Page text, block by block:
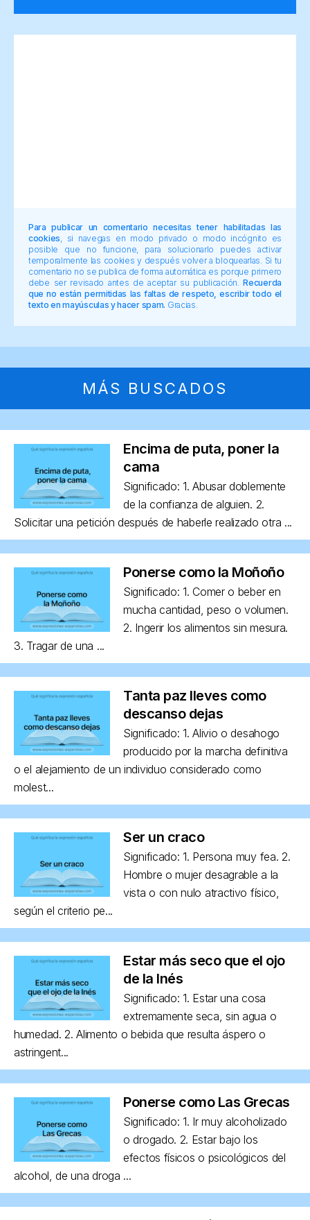
Para publicar un comentario necesitas tener habilitadas las
cookies , si navegas en modo privado o modo incógnito es
posible que no funcione, para solucionarlo puedes activar
temporalmente las cookies y después volver a bloquearlas. Si tu
comentario no se publica de forma automática es porque primero
debe ser revisado antes de aceptar su publicación.Recuerda
que no están permitidas las faltas de respeto, escribir todo el
texto en mayúsculas y hacer spam. Gracias.
MÁS BUSCADOS
Encima de puta, poner la
cama
Significado: 1. Abusar doblemente
de la confianza de alguien. 2.
Solicitar una petición después de haberle realizado otra ...
Ponerse como la Moñoño
Significado: 1. Comer o beber en
mucha cantidad, peso o volumen.
2. Ingerir los alimentos sin mesura.
3. Tragar de una ...
Tanta paz lleves como
descanso dejas
Significado: 1. Alivio o desahogo
producido por la marcha definitiva
o el alejamiento de un individuo considerado como
molest...
Ser un craco
Significado: 1. Persona muy fea. 2.
Hombre o mujer desagrable a la
vista o con nulo atractivo físico,
según el criterio pe...
Estar más seco que el ojo
de la Inés
Significado: 1. Estar una cosa
extremamente seca, sin agua o
humedad. 2. Alimento o bebida que resulta áspero o
astringent...
Ponerse como Las Grecas
Significado: 1. Ir muy alcoholizado
o drogado. 2. Estar bajo los
efectos físicos o psicológicos del
alcohol, de una droga ...